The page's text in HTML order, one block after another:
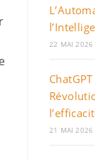
22 MAI 2026
21 MAI 2026